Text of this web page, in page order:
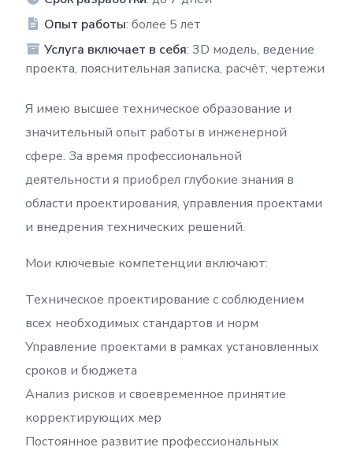
Опыт работы: более 5 лет
Услуга включает в себя: 3D модель, ведение
проекта, пояснительная записка, расчёт, чертежи
Я имею высшее техническое образование и
значительный опыт работы в инженерной
сфере. За время профессиональной
деятельности я приобрел глубокие знания в
области проектирования, управления проектами
и внедрения технических решений.
Мои ключевые компетенции включают:
Техническое проектирование с соблюдением
всех необходимых стандартов и норм
Управление проектами в рамках установленных
сроков и бюджета
Анализ рисков и своевременное принятие
корректирующих мер
Постоянное развитие профессиональных